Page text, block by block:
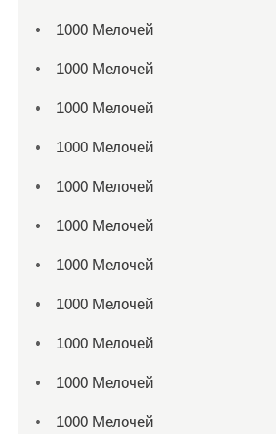
1000 Мелочей
1000 Мелочей
1000 Мелочей
1000 Мелочей
1000 Мелочей
1000 Мелочей
1000 Мелочей
1000 Мелочей
1000 Мелочей
1000 Мелочей
1000 Мелочей